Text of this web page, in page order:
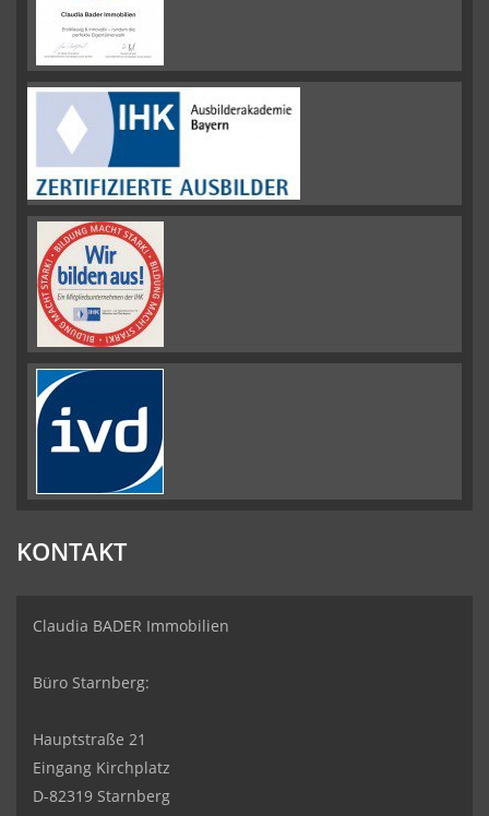
KONTAKT
Claudia BADER Immobilien
Büro Starnberg:
Hauptstraße 21
Eingang Kirchplatz
D-82319 Starnberg